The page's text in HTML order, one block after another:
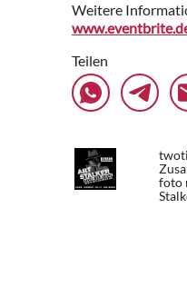
Weitere
Teilen
foto